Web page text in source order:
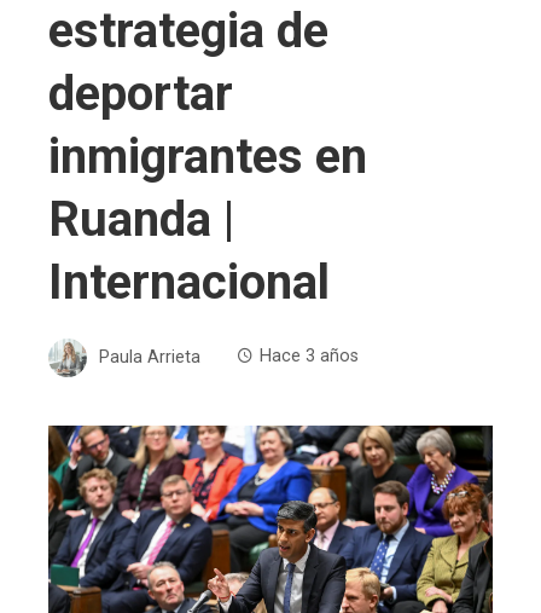
estrategia de
deportar
inmigrantes en
Ruanda |
Internacional
Paula Arrieta Hace 3 años